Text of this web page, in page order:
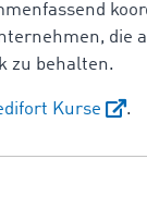
die
zu behalten.
Kurse .